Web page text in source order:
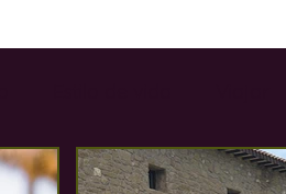
Restaurantes